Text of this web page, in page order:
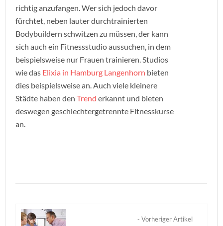
richtig anzufangen. Wer sich jedoch davor
fürchtet, neben lauter durchtrainierten
Bodybuildern schwitzen zu müssen, der kann
sich auch ein Fitnessstudio aussuchen, in dem
beispielsweise nur Frauen trainieren. Studios
wie das Elixia in Hamburg Langenhorn bieten
dies beispielsweise an. Auch viele kleinere
Städte haben den Trend erkannt und bieten
deswegen geschlechtergetrennte Fitnesskurse
an.
- Vorheriger Artikel